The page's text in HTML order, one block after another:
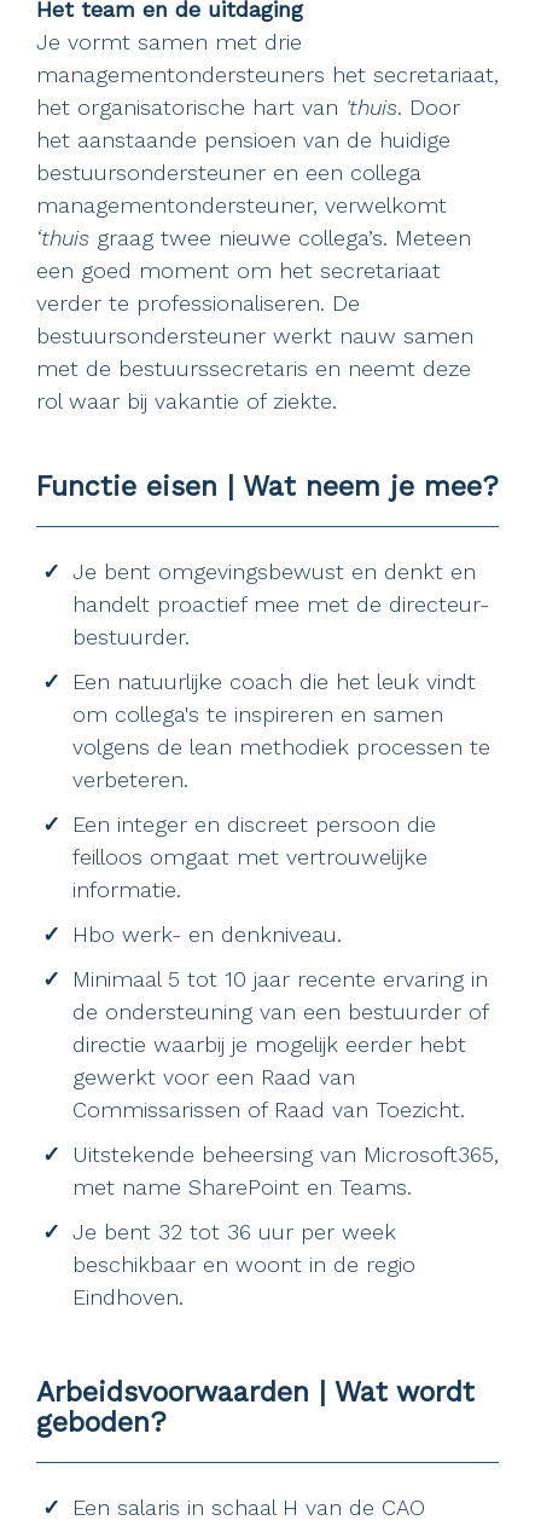
Het team en de uitdaging
Je vormt samen met drie
managementondersteuners het secretariaat,
het organisatorische hart van 'thuis. Door
het aanstaande pensioen van de huidige
bestuursondersteuner en een collega
managementondersteuner, verwelkomt
‘thuis graag twee nieuwe collega’s. Meteen
een goed moment om het secretariaat
verder te professionaliseren. De
bestuursondersteuner werkt nauw samen
met de bestuurssecretaris en neemt deze
rol waar bij vakantie of ziekte.
Functie eisen | Wat neem je mee?
Je bent omgevingsbewust en denkt en
handelt proactief mee met de directeur-
bestuurder.
Een natuurlijke coach die het leuk vindt
om collega's te inspireren en samen
volgens de lean methodiek processen te
verbeteren.
Een integer en discreet persoon die
feilloos omgaat met vertrouwelijke
informatie.
Hbo werk- en denkniveau.
Minimaal 5 tot 10 jaar recente ervaring in
de ondersteuning van een bestuurder of
directie waarbij je mogelijk eerder hebt
gewerkt voor een Raad van
Commissarissen of Raad van Toezicht.
Uitstekende beheersing van Microsoft365,
met name SharePoint en Teams.
Je bent 32 tot 36 uur per week
beschikbaar en woont in de regio
Eindhoven.
Arbeidsvoorwaarden | Wat wordt
geboden?
Een salaris in schaal H van de CAO